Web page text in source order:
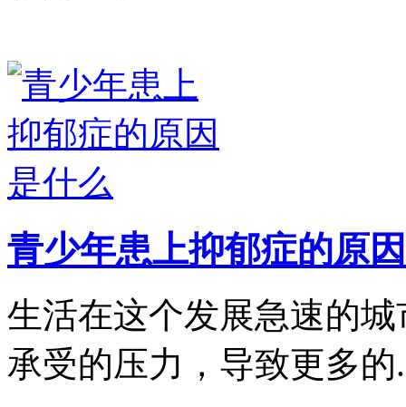
青少年患上抑郁症的原
生活在这个发展急速的
承受的压力，导致更多